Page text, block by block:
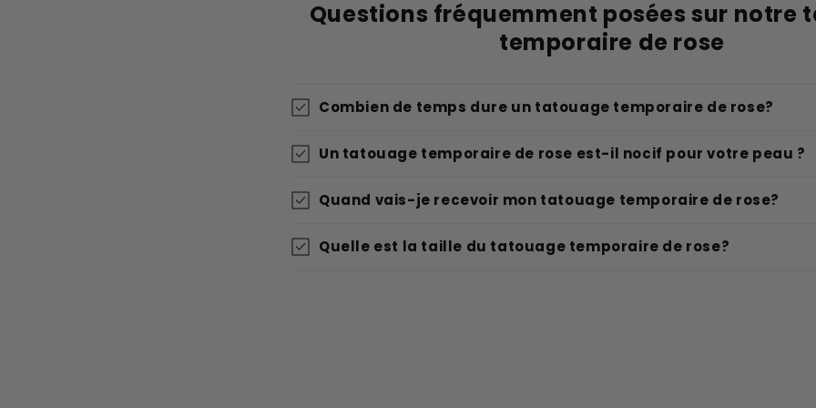
Questions fréquemment posées sur notre
temporaire de rose
Combien de temps dure un tatouage temporaire de rose?
Un tatouage temporaire de rose est-il nocif pour votre peau ?
Quand vais-je recevoir mon tatouage temporaire de rose?
Quelle est la taille du tatouage temporaire de rose?